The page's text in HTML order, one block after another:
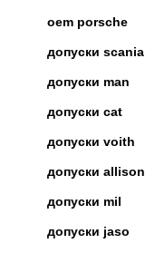
oem porsche
допуски scania
допуски man
допуски cat
допуски voith
допуски allison
допуски mil
допуски jaso